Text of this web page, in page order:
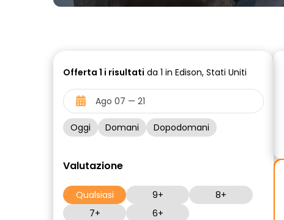
Offerta 1 i risultati da 1 in Edison, Stati Uniti
Oggi Domani Dopodomani
Valutazione
Qualsiasi 9+
8+
7+
6+